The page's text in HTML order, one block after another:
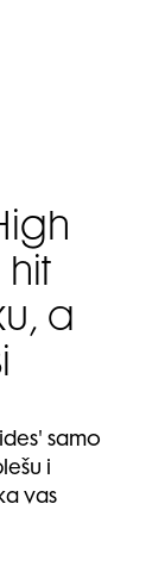
hit
a
samo
i
vas